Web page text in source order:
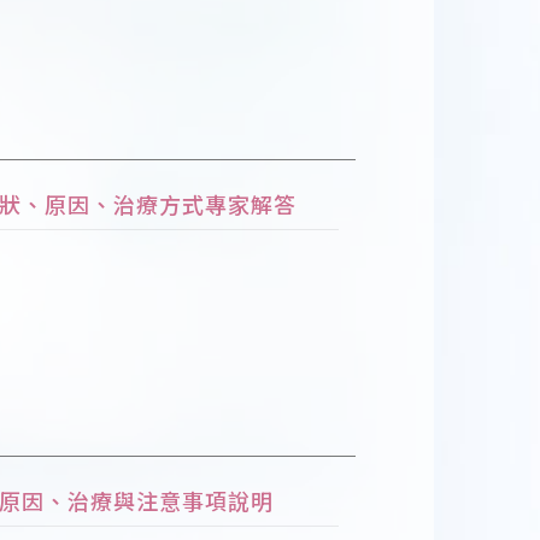
、原因、治療方式專家解答
因、治療與注意事項說明